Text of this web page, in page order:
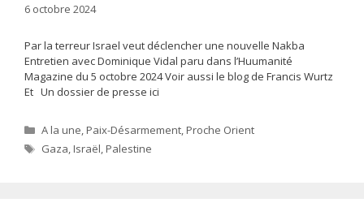
6 octobre 2024
Par la terreur Israel veut déclencher une nouvelle Nakba
Entretien avec Dominique Vidal paru dans l’Huumanité
Magazine du 5 octobre 2024 Voir aussi le blog de Francis Wurtz
Et Un dossier de presse ici
Catégories
A la une Paix-Désarmement, Proche Orient
Étiquettes
Gaza Israël Palestine